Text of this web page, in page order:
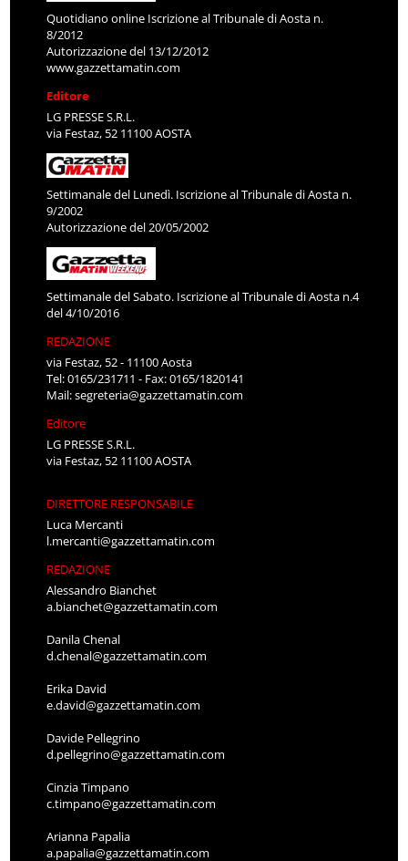
Quotidiano online Iscrizione al Tribunale di Aosta n.
8/2012
Autorizzazione del 13/12/2012
www.gazzettamatin.com
Editore
LG PRESSE S.R.L.
via Festaz, 52 11100 AOSTA
Settimanale del Lunedì. Iscrizione al Tribunale di Aosta n.
9/2002
Autorizzazione del 20/05/2002
Settimanale del Sabato. Iscrizione al Tribunale di Aosta n.4
del 4/10/2016
REDAZIONE
via Festaz, 52 - 11100 Aosta
Tel: 0165/231711 - Fax: 0165/1820141
Mail:segreteria@gazzettamatin.com
Editore
LG PRESSE S.R.L.
via Festaz, 52 11100 AOSTA
DIRETTORE RESPONSABILE
Luca Mercanti
l.mercanti@gazzettamatin.com
REDAZIONE
Alessandro Bianchet
a.bianchet@gazzettamatin.com
Danila Chenal
d.chenal@gazzettamatin.com
Erika David
e.david@gazzettamatin.com
Davide Pellegrino
d.pellegrino@gazzettamatin.com
Cinzia Timpano
c.timpano@gazzettamatin.com
Arianna Papalia
a.papalia@gazzettamatin.com